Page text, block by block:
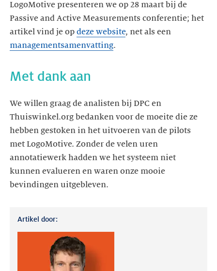
LogoMotive presenteren we op 28 maart bij de
Passive and Active Measurements conferentie; het
artikel vind je op deze website, net als een
managementsamenvatting.
We willen graag de analisten bij DPC en
Thuiswinkel.org bedanken voor de moeite die ze
hebben gestoken in het uitvoeren van de pilots
met LogoMotive. Zonder de velen uren
annotatiewerk hadden we het systeem niet
kunnen evalueren en waren onze mooie
bevindingen uitgebleven.
Artikel door: